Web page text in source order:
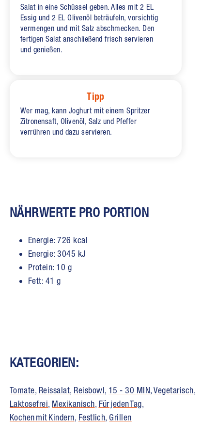
Salat in eine Schüssel geben. Alles mit 2 EL
Essig und 2 EL Olivenöl beträufeln, vorsichtig
vermengen und mit Salz abschmecken. Den
fertigen Salat anschließend frisch servieren
und genießen.
Tipp
Wer mag, kann Joghurt mit einem Spritzer
Zitronensaft, Olivenöl, Salz und Pfeffer
verrühren und dazu servieren.
NÄHRWERTE PRO PORTION
Energie: 726 kcal
Energie: 3045 kJ
Protein: 10 g
Fett: 41 g
KATEGORIEN:
Tomate, Reissalat, Reisbowl, 15 - 30 MIN,Vegetarisch,
Laktosefrei, Mexikanisch, Für jeden Tag,
Kochen mit Kindern, Festlich,Grillen